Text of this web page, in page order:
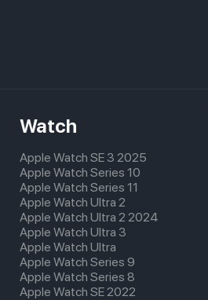
Watch
Apple Watch SE 3 2025
Apple Watch Series 10
Apple Watch Series 11
Apple Watch Ultra 2
Apple Watch Ultra 2 2024
Apple Watch Ultra 3
Apple Watch Ultra
Apple Watch Series 9
Apple Watch Series 8
Apple Watch SE 2022